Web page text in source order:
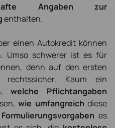
Angaben zur
enthalten.
einen Autokredit können
Umso schwerer ist es für
denn auf den ersten
Kaum ein
welche Pflichtangaben
wie umfangreich diese
es